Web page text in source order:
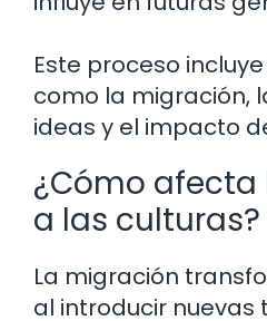
Este proceso
como la migración,
ideas y el impacto
¿Cómo
a las culturas?
La migración
al introducir nuevas